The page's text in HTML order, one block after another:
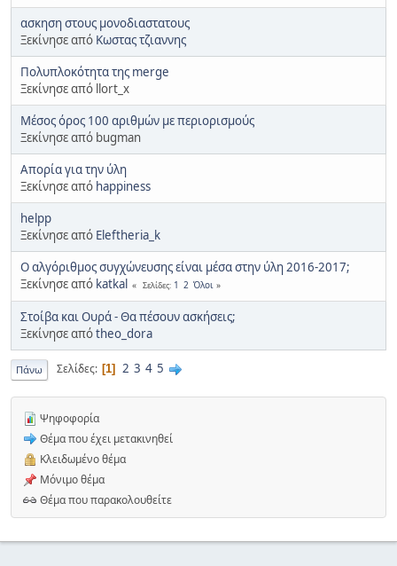
ασκηση στους μονοδιαστατους
Ξεκίνησε από Κωστας τζιαννης
Πολυπλοκότητα της merge
Ξεκίνησε από llort_x
Μέσος όρος 100 αριθμών με περιορισμούς
Ξεκίνησε από bugman
Απορία για την ύλη
Ξεκίνησε από happiness
helpp
Ξεκίνησε από Eleftheria_k
Ο αλγόριθμος συγχώνευσης είναι μέσα στην ύλη 2016-2017;
Ξεκίνησε από katkal Σελίδες 1 2 Όλοι
Στοίβα και Ουρά - Θα πέσουν ασκήσεις;
Ξεκίνησε απόtheo_dora
Πάνω Σελίδες 1 2 3 4 5
Ψηφοφορία
Θέμα που έχει μετακινηθεί
Κλειδωμένο θέμα
Μόνιμο θέμα
Θέμα που παρακολουθείτε